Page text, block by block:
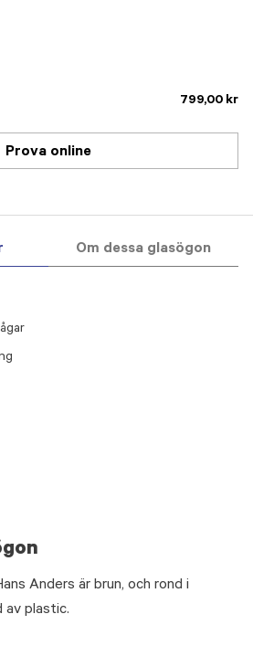
799,00 kr
Prova online
Om dessa glasögon
Anders är brun, och rond i
av plastic.